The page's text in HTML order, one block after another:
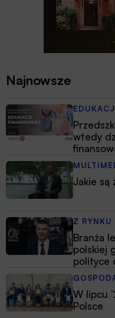
Najnowsze
wtedy
Jakie są
Z RYNKU
Branża
polskiej
polityce
W lipcu
Polsce